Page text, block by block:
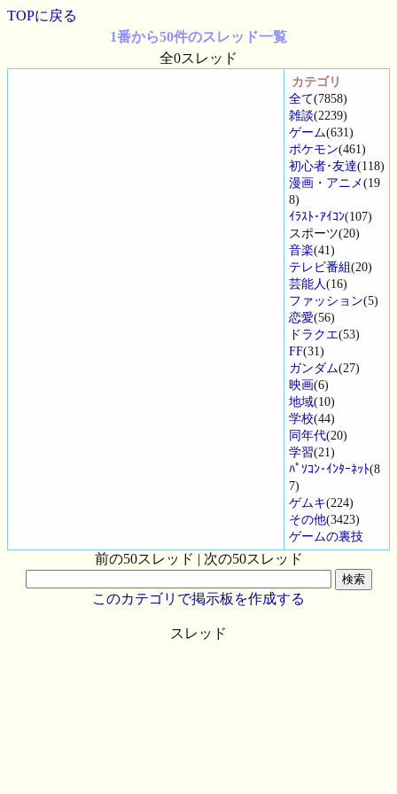
TOPに戻る
1番から50件のスレッド一覧
全0スレッド
カテゴリ
全て(7858)
雑談(2239)
ゲーム(631)
ポケモン(461)
初心者･友達(118)
漫画・アニメ(19
8)
ｲﾗｽﾄ･ｱｲｺﾝ(107)
スポーツ(20)
音楽(41)
テレビ番組(20)
芸能人(16)
ファッション(5)
恋愛(56)
ドラクエ(53)
FF(31)
ガンダム(27)
映画(6)
地域(10)
学校(44)
同年代(20)
学習(21)
ﾊﾟｿｺﾝ･ｲﾝﾀｰﾈｯﾄ(8
7)
ゲムキ(224)
その他(3423)
ゲームの裏技
前の50スレッド | 次の50スレッド
このカテゴリで掲示板を作成する
スレッド